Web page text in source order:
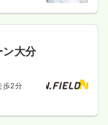
ン大分
歩2分